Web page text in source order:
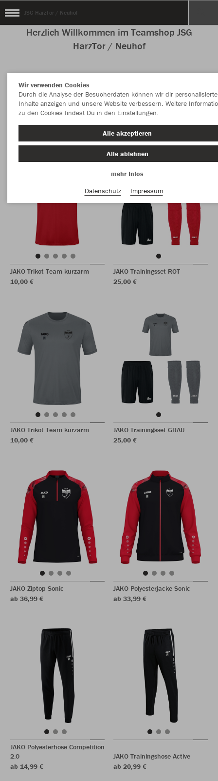
JSG HarzTor / Neuhof
Herzlich Willkommen im Teamshop JSG
HarzTor / Neuhof
Nachhaltig Farbe
JAKO Trikot Team kurzarm
10,00 €
JAKO Trainingsset ROT
25,00 €
JAKO Trikot Team kurzarm
10,00 €
JAKO Trainingsset GRAU
25,00 €
JAKO Ziptop Sonic
ab 36,99 €
JAKO Polyesterjacke Sonic
ab 33,99 €
JAKO Polyesterhose Competition
2.0
ab 14,99 €
JAKO Trainingshose Active
ab 20,99 €
Wir verwenden Cookies
Durch die Analyse der Besucherdaten können wir dir personalisierte
Inhalte anzeigen und unsere Website verbessern. Weitere
zu den Cookies findest Du in den Einstellungen.
Alle akzeptieren
Alle ablehnen
mehr Infos
Datenschutz
Impressum